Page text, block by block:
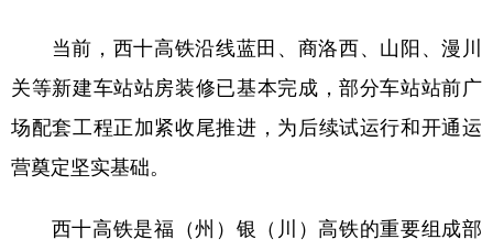
当前，西十高铁沿线蓝田、商洛西、山阳、漫川
关等新建车站站房装修已基本完成，部分车站站前广
场配套工程正加紧收尾推进，为后续试运行和开通运
营奠定坚实基础。
西十高铁是福（州）银（川）高铁的重要组成部